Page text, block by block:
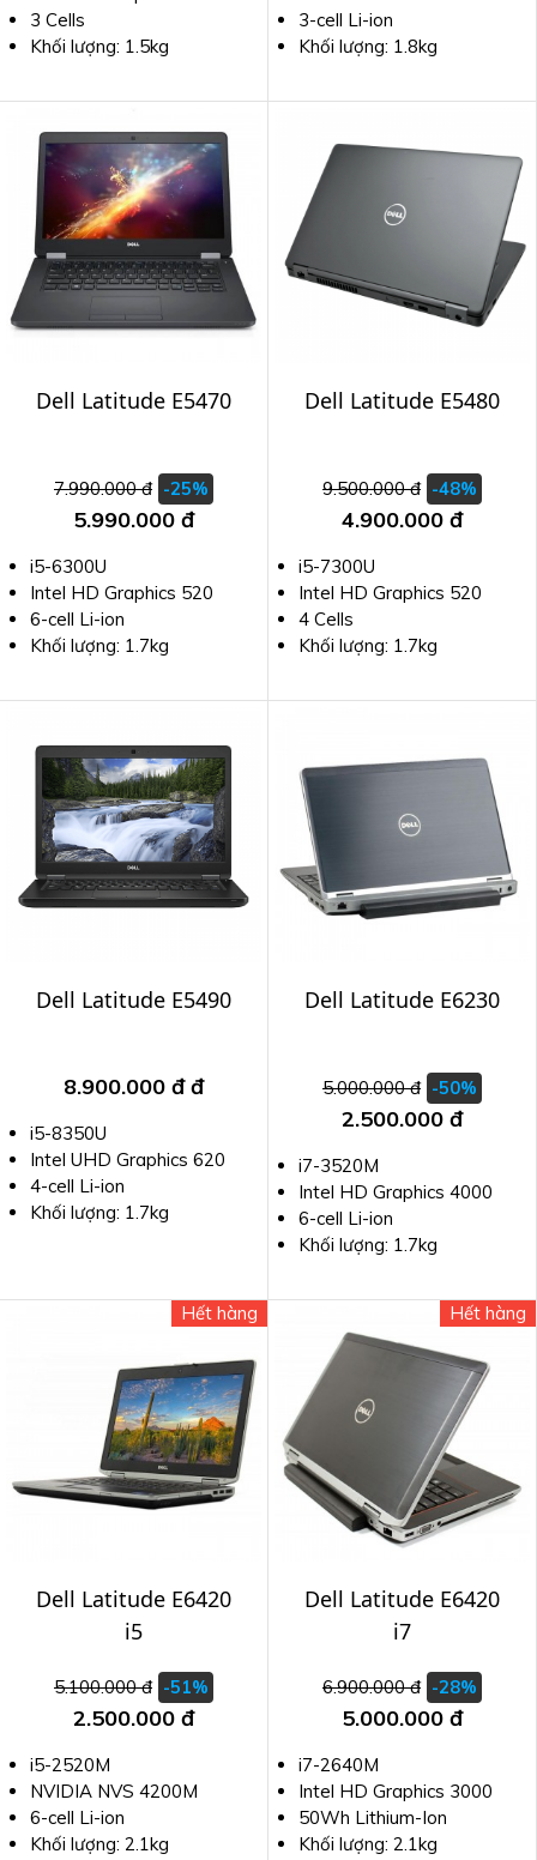
3 Cells
Khối lượng: 1.5kg
3-cell Li-ion
Khối lượng: 1.8kg
Dell Latitude E5470
7.990.000 đ -25%
5.990.000 đ
i5-6300U
Intel HD Graphics 520
6-cell Li-ion
Khối lượng: 1.7kg
Dell Latitude E5480
9.500.000 đ -48%
4.900.000 đ
i5-7300U
Intel HD Graphics 520
4 Cells
Khối lượng: 1.7kg
Dell Latitude E5490
8.900.000 đđ
i5-8350U
Intel UHD Graphics 620
4-cell Li-ion
Khối lượng: 1.7kg
Dell Latitude E6230
5.000.000 đ -50%
2.500.000 đ
i7-3520M
Intel HD Graphics 4000
6-cell Li-ion
Khối lượng: 1.7kg
Hết hàng
Dell Latitude E6420
i5
5.100.000 đ -51%
2.500.000 đ
i5-2520M
NVIDIA NVS 4200M
6-cell Li-ion
Khối lượng: 2.1kg
Hết hàng
Dell Latitude E6420
i7
6.900.000 đ -28%
5.000.000 đ
i7-2640M
Intel HD Graphics 3000
50Wh Lithium-Ion
Khối lượng: 2.1kg